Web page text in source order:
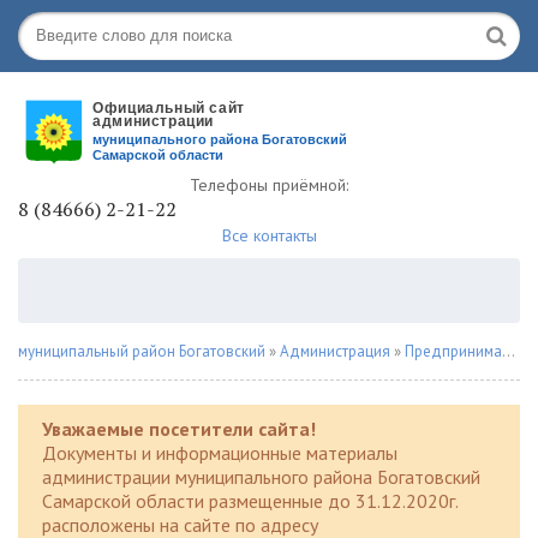
Телефоны приёмной:
8 (84666) 2-21-22
Все контакты
муниципальный район Богатовский »Администрация » Предпринимателю
Уважаемые посетители сайта!
Документы и информационные материалы
администрации муниципального района Богатовский
Самарской области размещенные до 31.12.2020г.
расположены на сайте по адресу